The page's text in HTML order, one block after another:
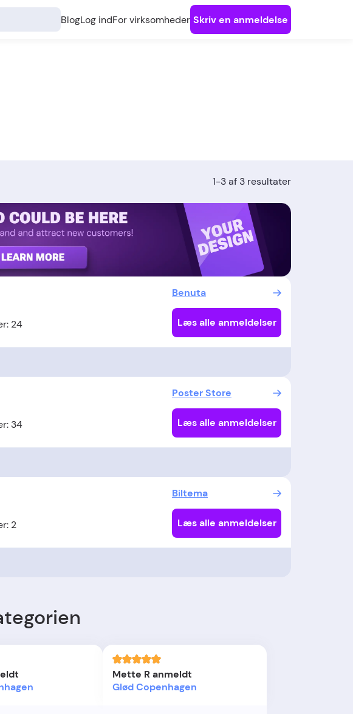
BlogLog indFor virksomheder Skriv en anmeldelse
1-3 af 3 resultater
24
Benuta
Læs alle anmeldelser
34
Poster Store
Læs alle anmeldelser
2
Biltema
Læs alle anmeldelser
Mette R anmeldt
Glød Copenhagen